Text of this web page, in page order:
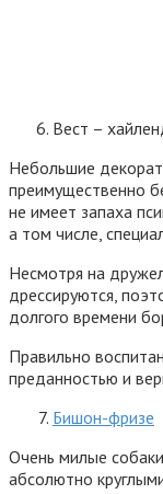
Вест –
Небольшие
преимущественно
не имеет запаха
а том числе,
Несмотря на
дрессируются,
долгого времени
Правильно
преданностью и
Бишон-фризе
Очень милые
абсолютно